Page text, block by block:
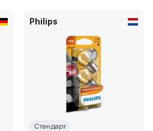
Philips
Стандарт